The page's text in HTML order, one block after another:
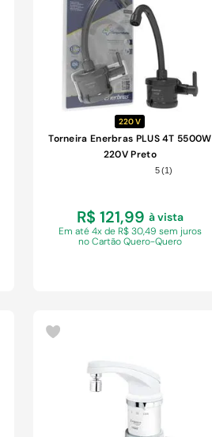
220 V
Torneira Enerbras PLUS 4T 5500W
220V Preto
5(1)
R$ 121,99 à vista
Em até 4x de R$ 30,49 sem juros
no Cartão Quero-Quero
COMPRAR